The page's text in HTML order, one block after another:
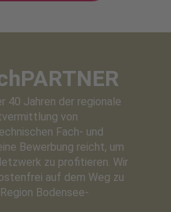
PARTNER
40 Jahren der regionale
von
Fach- und
Bewerbung reicht, um
zu profitieren. Wir
auf dem Weg zu
Bodensee-